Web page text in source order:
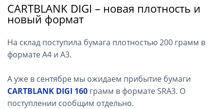
CARTBLANK DIGI – новая плотность и
новый формат
На склад поступила бумага плотностью 200 грамм в
формате А4 и А3.
А уже в сентябре мы ожидаем прибытие бумаги
CARTBLANK DIGI 160 грамм в формате SRA3. О
поступлении сообщим отдельно.